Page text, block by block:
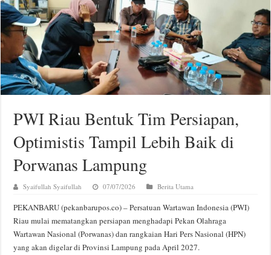
PWI Riau Bentuk Tim Persiapan,
Optimistis Tampil Lebih Baik di
Porwanas Lampung
Syaifullah Syaifullah 07/07/2026 Berita Utama
PEKANBARU (pekanbarupos.co) – Persatuan Wartawan Indonesia (PWI)
Riau mulai mematangkan persiapan menghadapi Pekan Olahraga
Wartawan Nasional (Porwanas) dan rangkaian Hari Pers Nasional (HPN)
yang akan digelar di Provinsi Lampung pada April 2027.